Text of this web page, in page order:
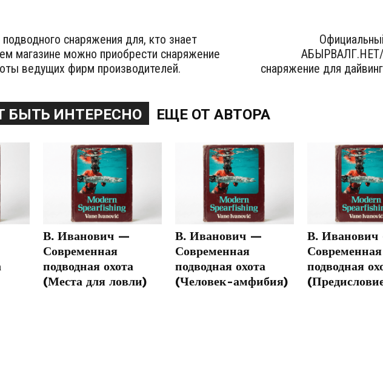
снаряжения для, кто знает
магазине можно приобрести снаряжение
ведущих фирм производителей.
АБЫРВАЛГ.НЕТ/
снаряжение для
БЫТЬ ИНТЕРЕСНО ЕЩЕ ОТ АВТОРА
В. Иванович —
Современная
подводная охота
(Места для ловли)
В. Иванович —
Современная
подводная охота
(Человек-амфибия)
В.
Современная
подводная